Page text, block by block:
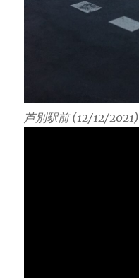
芦別駅前 (12/12/2021)